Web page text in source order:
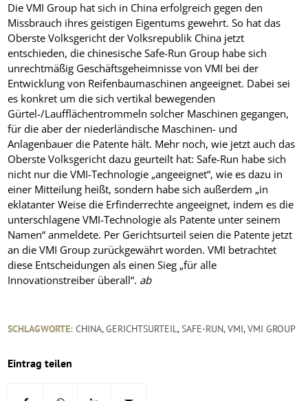
Die VMI Group hat sich in China erfolgreich gegen den
Missbrauch ihres geistigen Eigentums gewehrt. So hat das
Oberste Volksgericht der Volksrepublik China jetzt
entschieden, die chinesische Safe-Run Group habe sich
unrechtmäßig Geschäftsgeheimnisse von VMI bei der
Entwicklung von Reifenbaumaschinen angeeignet. Dabei sei
es konkret um die sich vertikal bewegenden
Gürtel-/Laufflächentrommeln solcher Maschinen gegangen,
für die aber der niederländische Maschinen- und
Anlagenbauer die Patente hält. Mehr noch, wie jetzt auch das
Oberste Volksgericht dazu geurteilt hat: Safe-Run habe sich
nicht nur die VMI-Technologie „angeeignet“, wie es dazu in
einer Mitteilung heißt, sondern habe sich außerdem „in
eklatanter Weise die Erfinderrechte angeeignet, indem es die
unterschlagene VMI-Technologie als Patente unter seinem
Namen“ anmeldete. Per Gerichtsurteil seien die Patente jetzt
an die VMI Group zurückgewährt worden. VMI betrachtet
diese Entscheidungen als einen Sieg „für alle
Innovationstreiber überall“. ab
SCHLAGWORTE: CHINA,GERICHTSURTEIL,SAFE-RUN,VMI,VMI GROUP
Eintrag teilen